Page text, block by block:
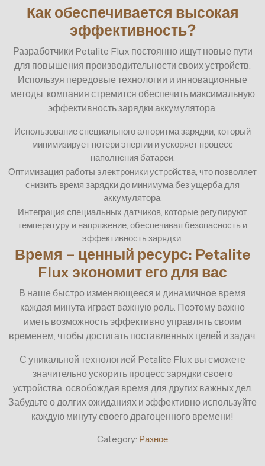
Как обеспечивается высокая
эффективность?
Разработчики Petalite Flux постоянно ищут новые пути
для повышения производительности своих устройств.
Используя передовые технологии и инновационные
методы, компания стремится обеспечить максимальную
эффективность зарядки аккумулятора.
Использование специального алгоритма зарядки, который
минимизирует потери энергии и ускоряет процесс
наполнения батареи.
Оптимизация работы электроники устройства, что позволяет
снизить время зарядки до минимума без ущерба для
аккумулятора.
Интеграция специальных датчиков, которые регулируют
температуру и напряжение, обеспечивая безопасность и
эффективность зарядки.
Время – ценный ресурс: Petalite
Flux экономит его для вас
В наше быстро изменяющееся и динамичное время
каждая минута играет важную роль. Поэтому важно
иметь возможность эффективно управлять своим
временем, чтобы достигать поставленных целей и задач.
С уникальной технологией Petalite Flux вы сможете
значительно ускорить процесс зарядки своего
устройства, освобождая время для других важных дел.
Забудьте о долгих ожиданиях и эффективно используйте
каждую минуту своего драгоценного времени!
Category: Разное